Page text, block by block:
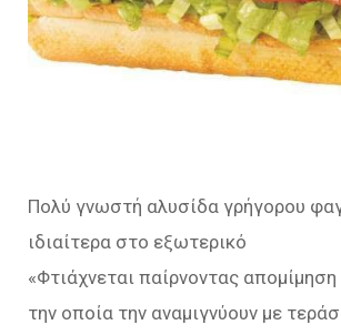
Πολύ γνωστή αλυσίδα γρήγορου
ιδιαίτερα στο εξωτερικό
«Φτιάχνεται παίρνοντας
την οποία την αναμιγνύουν με